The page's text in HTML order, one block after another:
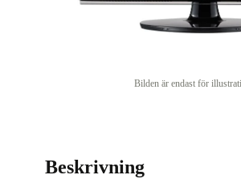
Bilden är endast för
Beskrivning